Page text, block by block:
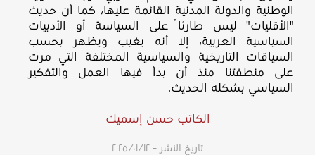
الوطنية والدولة المدنية القائمة عليها، كما أن حديث
"الأقليات" ليس طارئاً على السياسة أو الأدبيات
السياسية العربية، إلا أنه يغيب ويظهر بحسب
السياقات التاريخية والسياسية المختلفة التي مرت
على منطقتنا منذ أن بدأ فيها العمل والتفكير
السياسي بشكله الحديث.
الكاتب حسن إسميك
تاريخ النشر – ١٢‏/٠١‏/٢٠٢٥